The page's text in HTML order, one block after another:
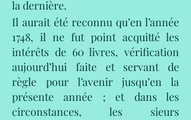
la dernière.
Il aurait été reconnu qu’en l’année
1748, il ne fut point acquitté les
intérêts de 60 livres, vérification
aujourd’hui faite et servant de
règle pour l’avenir jusqu’en la
présente année ; et dans les
circonstances, les sieurs